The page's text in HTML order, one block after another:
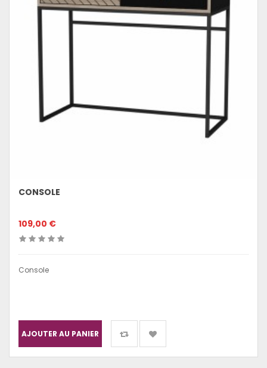
CONSOLE
109,00 €
Console
AJOUTER AU PANIER